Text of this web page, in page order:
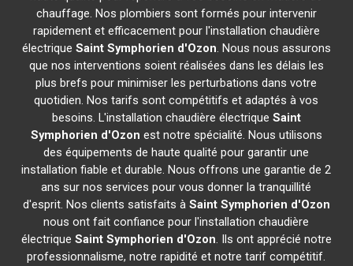
chauffage. Nos plombiers sont formés pour intervenir
rapidement et efficacement pour l'installation chaudière
électrique Saint Symphorien d'Ozon. Nous nous assurons
que nos interventions soient réalisées dans les délais les
plus brefs pour minimiser les perturbations dans votre
quotidien. Nos tarifs sont compétitifs et adaptés à vos
besoins. L'installation chaudière électrique Saint
Symphorien d'Ozon est notre spécialité. Nous utilisons
des équipements de haute qualité pour garantir une
installation fiable et durable. Nous offrons une garantie de 2
ans sur nos services pour vous donner la tranquillité
d'esprit. Nos clients satisfaits à Saint Symphorien d'Ozon
nous ont fait confiance pour l'installation chaudière
électrique Saint Symphorien d'Ozon. Ils ont apprécié notre
professionnalisme, notre rapidité et notre tarif compétitif.